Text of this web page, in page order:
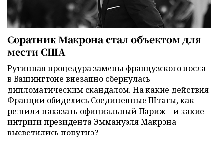
Соратник Макрона стал объектом для
мести США
Рутинная процедура замены французского посла
в Вашингтоне внезапно обернулась
дипломатическим скандалом. На какие действия
Франции обиделись Соединенные Штаты, как
решили наказать официальный Париж – и какие
интриги президента Эммануэля Макрона
высветились попутно?